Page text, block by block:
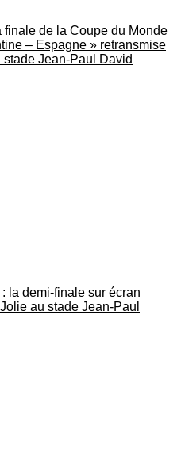
finale de la Coupe du Monde
– Espagne » retransmise
Jean-Paul David
la demi-finale sur écran
au stade Jean-Paul